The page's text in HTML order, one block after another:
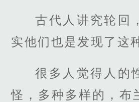
古代人讲究轮回
实他们也是发现了这
很多人觉得人的
怪，多种多样的，布